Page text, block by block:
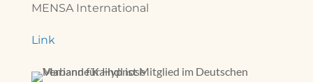
MENSA International
Link